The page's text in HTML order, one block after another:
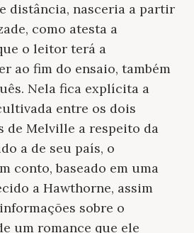
distância, nasceria a partir
como atesta a
o leitor terá a
ao fim do ensaio, também
Nela fica explícita a
entre os dois
de Melville a respeito da
a de seu país, o
conto, baseado em uma
a Hawthorne, assim
sobre o
um romance que ele